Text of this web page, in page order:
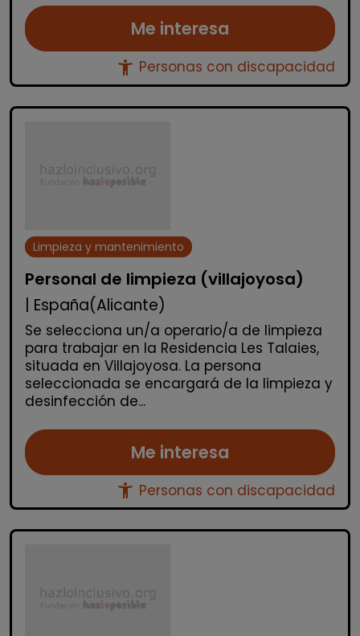
Me interesa
accessibility_new Personas con discapacidad
Limpieza y mantenimiento
Personal de limpieza (villajoyosa)
| España(Alicante)
Se selecciona un/a operario/a de limpieza
para trabajar en la Residencia Les Talaies,
situada en Villajoyosa. La persona
seleccionada se encargará de la limpieza y
desinfección de...
Me interesa
accessibility_new Personas con discapacidad